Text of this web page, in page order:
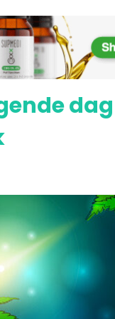
dit louter een
dag